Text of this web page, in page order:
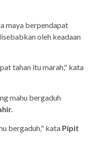
maya berpendapat
oleh keadaan
tahan itu marah," kata
mahu bergaduh
bergaduh," kata Pipit